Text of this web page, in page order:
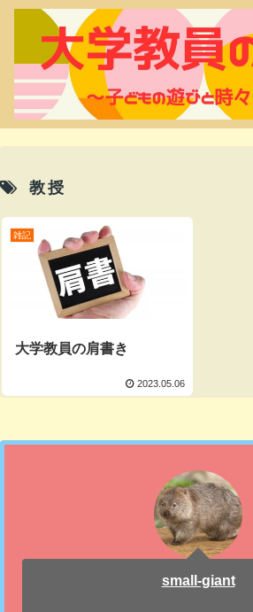
教授
雑記
大学教員の肩書き
2023.05.06
small-giant